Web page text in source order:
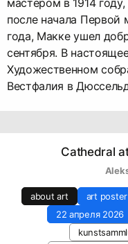
мастером в 1914
после начала Первой
года, Макке ушел
сентября. В
Художественном
Вестфалия в
Cathedral
about art art poster
22 апреля 2026